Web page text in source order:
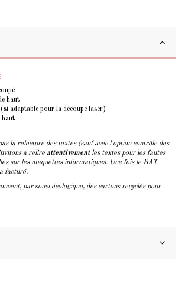
haut
adaptable pour la découpe laser)
haut
la relecture des textes (sauf avec l'option contrôle des
à relire attentivementles textes pour les fautes
sur les maquettes informatiques. Une fois le BAT
facturé.
par souci écologique, des cartons recyclés pour